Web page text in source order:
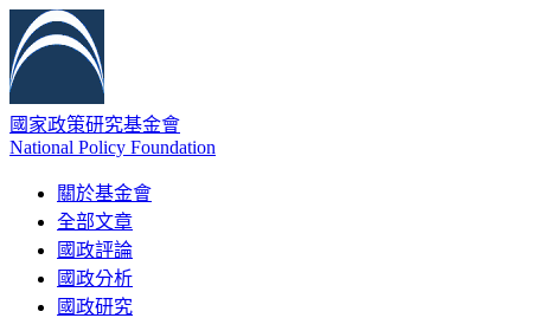
國家政策研究基金會
National Policy Foundation
關於基金會
全部文章
國政評論
國政分析
國政研究